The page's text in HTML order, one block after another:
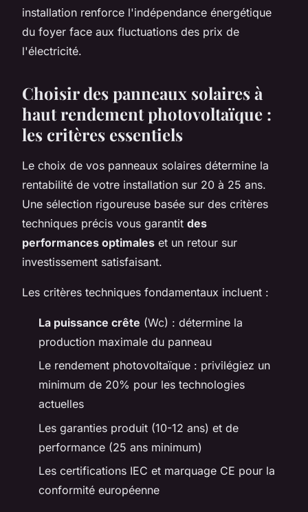
installation renforce l'indépendance énergétique
du foyer face aux fluctuations des prix de
l'électricité.
Choisir des panneaux solaires à
haut rendement photovoltaïque :
les critères essentiels
Le choix de vos panneaux solaires détermine la
rentabilité de votre installation sur 20 à 25 ans.
Une sélection rigoureuse basée sur des critères
techniques précis vous garantit des
performances optimales et un retour sur
investissement satisfaisant.
Les critères techniques fondamentaux incluent :
La puissance crête (Wc) : détermine la
production maximale du panneau
Le rendement photovoltaïque : privilégiez un
minimum de 20% pour les technologies
actuelles
Les garanties produit (10-12 ans) et de
performance (25 ans minimum)
Les certifications IEC et marquage CE pour la
conformité européenne